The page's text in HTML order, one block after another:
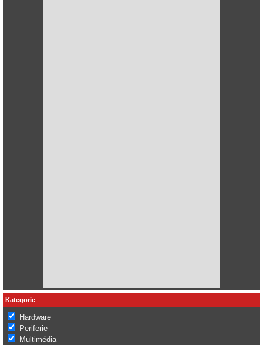
Kategorie
Hardware
Periferie
Multimédia